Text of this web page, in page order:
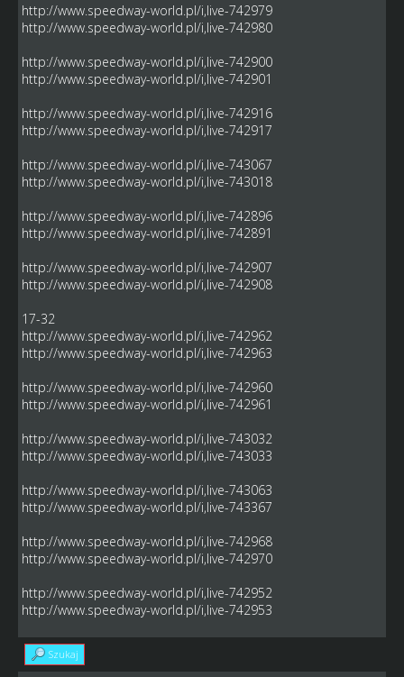
http://www.speedway-world.pl/i,live-742979
http://www.speedway-world.pl/i,live-742980
http://www.speedway-world.pl/i,live-742900
http://www.speedway-world.pl/i,live-742901
http://www.speedway-world.pl/i,live-742916
http://www.speedway-world.pl/i,live-742917
http://www.speedway-world.pl/i,live-743067
http://www.speedway-world.pl/i,live-743018
http://www.speedway-world.pl/i,live-742896
http://www.speedway-world.pl/i,live-742891
http://www.speedway-world.pl/i,live-742907
http://www.speedway-world.pl/i,live-742908
17-32
http://www.speedway-world.pl/i,live-742962
http://www.speedway-world.pl/i,live-742963
http://www.speedway-world.pl/i,live-742960
http://www.speedway-world.pl/i,live-742961
http://www.speedway-world.pl/i,live-743032
http://www.speedway-world.pl/i,live-743033
http://www.speedway-world.pl/i,live-743063
http://www.speedway-world.pl/i,live-743367
http://www.speedway-world.pl/i,live-742968
http://www.speedway-world.pl/i,live-742970
http://www.speedway-world.pl/i,live-742952
http://www.speedway-world.pl/i,live-742953
Szukaj